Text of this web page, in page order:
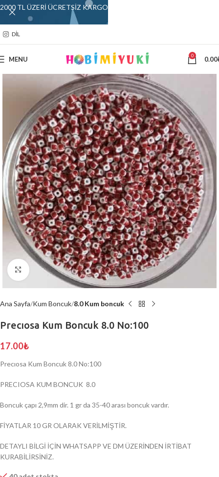
DIL
MENU 0 0.00
Click to enlarge
Ana Sayfa Kum Boncuk 8.0 Kum boncuk
Precıosa Kum Boncuk 8.0 No:100
17.00₺
Precıosa Kum Boncuk 8.0 No:100
PRECIOSA KUM BONCUK 8.0
Boncuk çapı 2,9mm dir. 1 gr da 35-40 arası boncuk vardır.
FİYATLAR 10 GR OLARAK VERİLMİŞTİR.
DETAYLI BİLGİ İÇİN WHATSAPP VE DM ÜZERİNDEN İRTİBAT
KURABİLİRSİNİZ.
2000 TL ÜZERİ ÜCRETSİZ KARGO